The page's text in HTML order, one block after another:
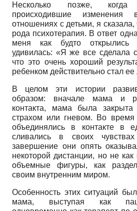
Несколько позже,
происходившие
отношениях с детьми, я сказала,
рода психотерапия. В ответ
меня как будто открылись
удивилась: «Я же все сделала
что это очень хороший
ребенком действительно стал
В целом эти истории
образом: вначале мама и
контакта, мама была
страхом или гневом. Во
объединялись в контакте в
сливались в своих
завершение они опять
некоторой дистанции, но не
объемные фигуры, как
своим внутренним миром.
Особенность этих ситуаций
мама, выступая как